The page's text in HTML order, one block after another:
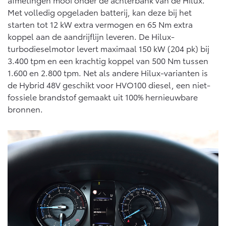
Met volledig opgeladen batterij, kan deze bij het
starten tot 12 kW extra vermogen en 65 Nm extra
koppel aan de aandrijflijn leveren. De Hilux-
turbodieselmotor levert maximaal 150 kW (204 pk) bij
3.400 tpm en een krachtig koppel van 500 Nm tussen
1.600 en 2.800 tpm. Net als andere Hilux-varianten is
de Hybrid 48V geschikt voor HVO100 diesel, een niet-
fossiele brandstof gemaakt uit 100% hernieuwbare
bronnen.